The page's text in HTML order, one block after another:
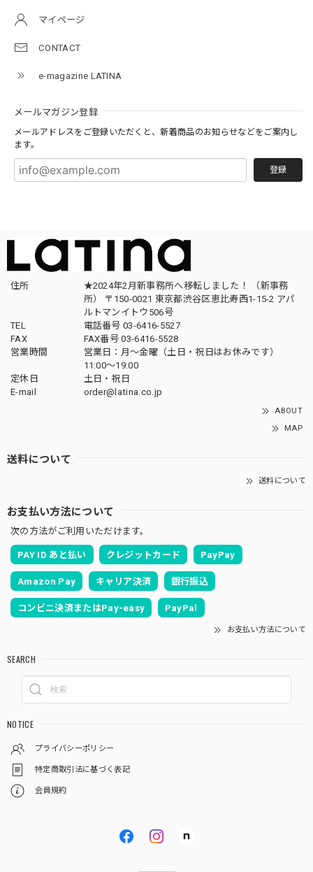
マイページ
CONTACT
e-magazine LATINA
メールマガジン登録
メールアドレスをご登録いただくと、新着商品のお知らせなどをご案内し
ます。
登録
住所
★2024年2月新事務所へ移転しました！ （新事務
所） 〒150-0021 東京都渋谷区恵比寿西1-15-2 アパ
ルトマンイトウ506号
TEL
電話番号 03-6416-5527
FAX
FAX番号 03-6416-5528
営業時間
営業日：月〜金曜（土日・祝日はお休みです）
11:00〜19:00
定休日
土日・祝日
E-mail
order@latina.co.jp
ABOUT
MAP
送料について
送料について
お支払い方法について
次の方法がご利用いただけます。
PAY ID あと払い クレジットカード PayPay
Amazon Pay キャリア決済 銀行振込
コンビニ決済またはPay-easy PayPal
お支払い方法について
SEARCH
NOTICE
プライバシーポリシー
特定商取引法に基づく表記
会員規約